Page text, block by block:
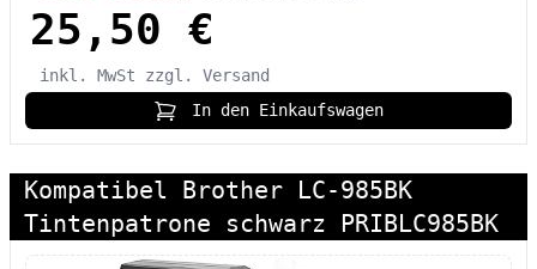
25,50 €
inkl. MwSt
zzgl. Versand
In den Einkaufswagen
Kompatibel Brother LC-985BK
Tintenpatrone schwarz PRIBLC985BK